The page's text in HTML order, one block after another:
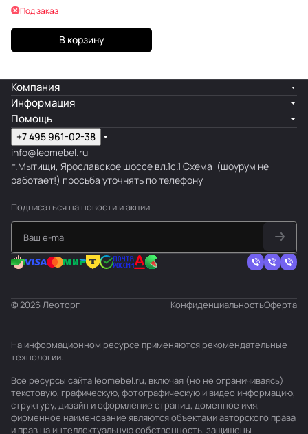
Под заказ
В корзину
Компания
Информация
Помощь
+7 495 961-02-38
info@leomebel.ru
г.Мытищи, Ярославское шоссе вл.1с.1 Схема (шоурум не
работает!) просьба уточнять по телефону
Подписаться на новости и акции
© 2026 Леоторг КонфиденциальностьОферта
На информационном ресурсе применяются рекомендательные
технологии.
Все ресурсы сайта leomebel.ru, включая (но не ограничиваясь)
текстовую, графическую, фотографическую и видео информацию,
структуру, дизайн и оформление страниц, доменное имя,
фирменное наименование являются объектами авторского права
и прав на интеллектуальную собственность, защищены